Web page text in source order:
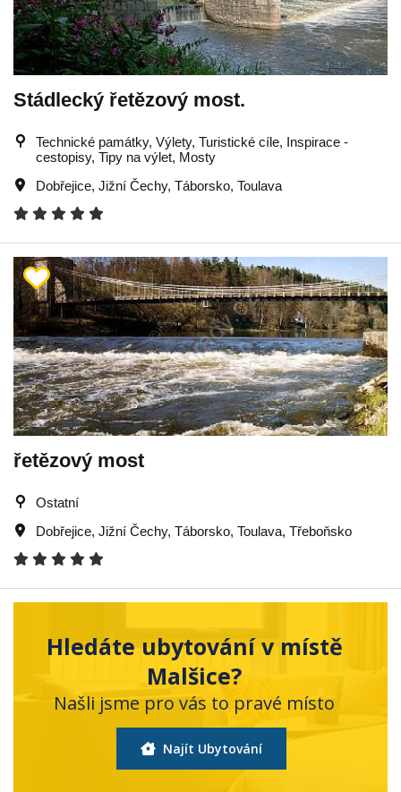
Stádlecký řetězový most.
Technické památky, Výlety, Turistické cíle, Inspirace -
cestopisy, Tipy na výlet, Mosty
Dobřejice, Jižní Čechy, Táborsko, Toulava
řetězový most
Ostatní
Dobřejice, Jižní Čechy, Táborsko, Toulava, Třeboňsko
Hledáte ubytování v místě
Malšice?
Našli jsme pro vás to pravé místo
Najít Ubytování